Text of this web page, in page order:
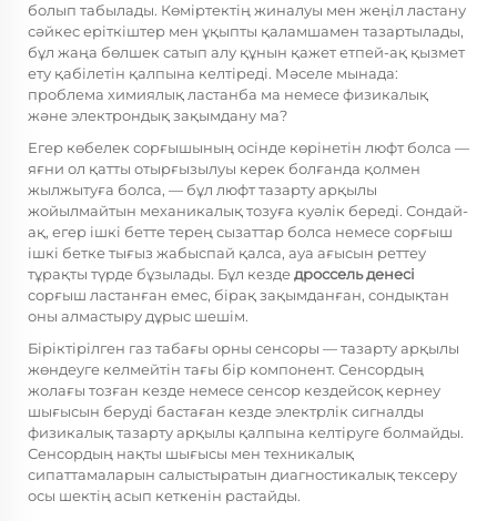
болып табылады. Көміртектің жиналуы мен жеңіл ластану
сәйкес еріткіштер мен ұқыпты қаламшамен тазартылады,
бұл жаңа бөлшек сатып алу құнын қажет етпей-ақ қызмет
ету қабілетін қалпына келтіреді. Мәселе мынада:
проблема химиялық ластанба ма немесе физикалық
және электрондық зақымдану ма?
Егер көбелек сорғышының осінде көрінетін люфт болса —
яғни ол қатты отырғызылуы керек болғанда қолмен
жылжытуға болса, — бұл люфт тазарту арқылы
жойылмайтын механикалық тозуға куәлік береді. Сондай-
ақ, егер ішкі бетте терең сызаттар болса немесе сорғыш
ішкі бетке тығыз жабыспай қалса, ауа ағысын реттеу
тұрақты түрде бұзылады. Бұл кездедроссель денесі
сорғыш ластанған емес, бірақ зақымданған, сондықтан
оны алмастыру дұрыс шешім.
Біріктірілген газ табағы орны сенсоры — тазарту арқылы
жөндеуге келмейтін тағы бір компонент. Сенсордың
жолағы тозған кезде немесе сенсор кездейсоқ кернеу
шығысын беруді бастаған кезде электрлік сигналды
физикалық тазарту арқылы қалпына келтіруге болмайды.
Сенсордың нақты шығысы мен техникалық
сипаттамаларын салыстыратын диагностикалық тексеру
осы шектің асып кеткенін растайды.